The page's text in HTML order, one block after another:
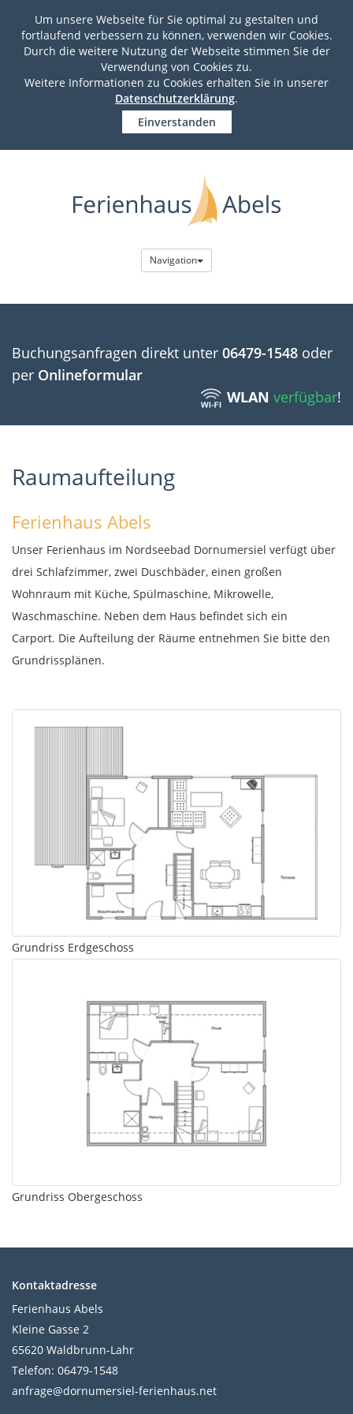
Um unsere Webseite für Sie optimal zu gestalten und
fortlaufend verbessern zu können, verwenden wir Cookies.
Durch die weitere Nutzung der Webseite stimmen Sie der
Verwendung von Cookies zu.
Weitere Informationen zu Cookies erhalten Sie in unserer
Datenschutzerklärung.
Einverstanden
Navigation
Buchungsanfragen direkt unter 06479-1548 oder
per Onlineformular
WLAN verfügbar!
Raumaufteilung
Ferienhaus Abels
Unser Ferienhaus im Nordseebad Dornumersiel verfügt über
drei Schlafzimmer, zwei Duschbäder, einen großen
Wohnraum mit Küche, Spülmaschine, Mikrowelle,
Waschmaschine. Neben dem Haus befindet sich ein
Carport. Die Aufteilung der Räume entnehmen Sie bitte den
Grundrissplänen.
Grundriss Erdgeschoss
Grundriss Obergeschoss
Kontaktadresse
Ferienhaus Abels
Kleine Gasse 2
65620 Waldbrunn-Lahr
Telefon: 06479-1548
anfrage@dornumersiel-ferienhaus.net